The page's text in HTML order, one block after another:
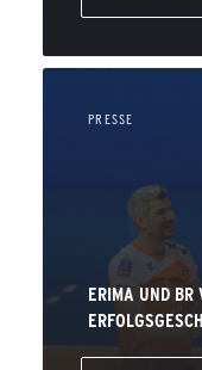
PRESSE
ERIMA UND BR